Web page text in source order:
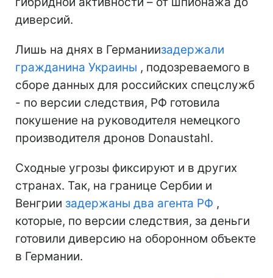
диверсий.
Лишь на днях в Германиизадержали
гражданина Украины , подозреваемого в
сборе данных для российских спецслужб
- по версии следствия, РФ готовила
покушение на руководителя немецкого
производителя дронов Donaustahl.
Сходные угрозы фиксируют и в других
странах. Так, на границе Сербии и
Венгрии задержаны два агента РФ ,
которые, по версии следствия, за деньги
готовили диверсию на оборонном объекте
в Германии.